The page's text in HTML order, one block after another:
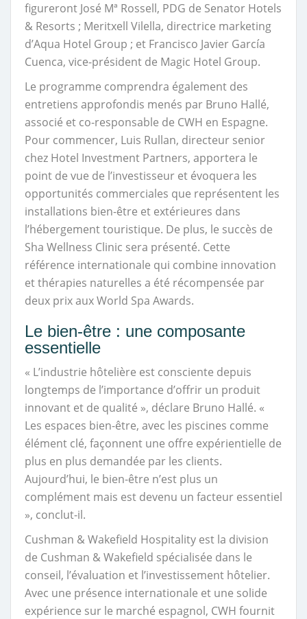
figureront José Mª Rossell, PDG de Senator Hotels
& Resorts ; Meritxell Vilella, directrice marketing
d’Aqua Hotel Group ; et Francisco Javier García
Cuenca, vice-président de Magic Hotel Group.
Le programme comprendra également des
entretiens approfondis menés par Bruno Hallé,
associé et co-responsable de CWH en Espagne.
Pour commencer, Luis Rullan, directeur senior
chez Hotel Investment Partners, apportera le
point de vue de l’investisseur et évoquera les
opportunités commerciales que représentent les
installations bien-être et extérieures dans
l’hébergement touristique. De plus, le succès de
Sha Wellness Clinic sera présenté. Cette
référence internationale qui combine innovation
et thérapies naturelles a été récompensée par
deux prix aux World Spa Awards.
Le bien-être : une composante
essentielle
« L’industrie hôtelière est consciente depuis
longtemps de l’importance d’offrir un produit
innovant et de qualité », déclare Bruno Hallé. «
Les espaces bien-être, avec les piscines comme
élément clé, façonnent une offre expérientielle de
plus en plus demandée par les clients.
Aujourd’hui, le bien-être n’est plus un
complément mais est devenu un facteur essentiel
», conclut-il.
Cushman & Wakefield Hospitality est la division
de Cushman & Wakefield spécialisée dans le
conseil, l’évaluation et l’investissement hôtelier.
Avec une présence internationale et une solide
expérience sur le marché espagnol, CWH fournit